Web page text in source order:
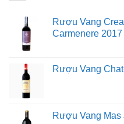
Languedoc, những vườn
vì có rất nhiều giống nho
đơn lẻ. Sự pha trộn vang
xu hướng tràn đầy sức
Rượu vang đỏ
Rượu Vang
Carmenere 2017
Rượu Vang
Rượu Vang Mas